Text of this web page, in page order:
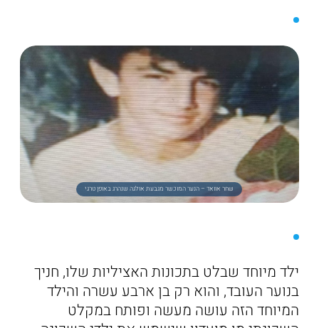
שחר אוואד – הנער המוכשר מגבעת אולגה שנהרג באופן טרגי
ילד מיוחד שבלט בתכונות האציליות שלו, חניך
בנוער העובד, והוא רק בן ארבע עשרה והילד
המיוחד הזה עושה מעשה ופותח במקלט